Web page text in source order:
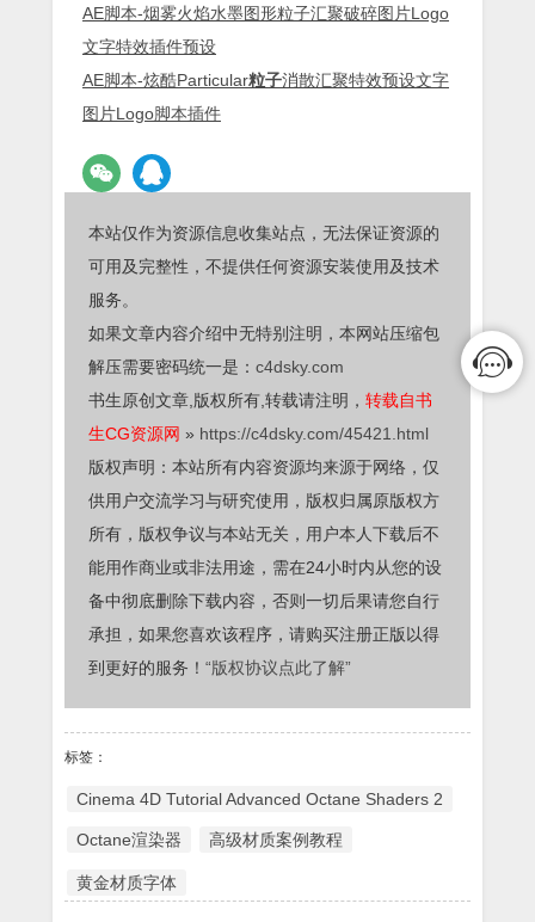
AE脚本-烟雾火焰水墨图形粒子汇聚破碎图片Logo
文字特效插件预设
AE脚本-炫酷Particular粒子消散汇聚特效预设文字
图片Logo脚本插件
本站仅作为资源信息收集站点，无法保证资源的
可用及完整性，不提供任何资源安装使用及技术
服务。
如果文章内容介绍中无特别注明，本网站压缩包
解压需要密码统一是： c4dsky.com
书生原创文章,版权所有,转载请注明， 转载自书
生CG资源网 » https://c4dsky.com/45421.html
版权声明：本站所有内容资源均来源于网络，仅
供用户交流学习与研究使用，版权归属原版权方
所有，版权争议与本站无关，用户本人下载后不
能用作商业或非法用途，需在24小时内从您的设
备中彻底删除下载内容，否则一切后果请您自行
承担，如果您喜欢该程序，请购买注册正版以得
到更好的服务！ “版权协议点此了解”
标签：
Cinema 4D Tutorial Advanced Octane Shaders 2
Octane渲染器 高级材质案例教程
黄金材质字体